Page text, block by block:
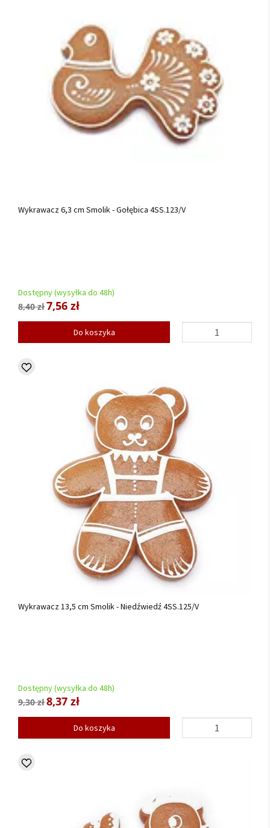
Wykrawacz 6,3 cm Smolik - Gołębica 4SS.123/V
Dostępny (wysyłka do 48h)
8,40 zł7,56 zł
Do koszyka
Wykrawacz 13,5 cm Smolik - Niedźwiedź 4SS.125/V
Dostępny (wysyłka do 48h)
9,30 zł8,37 zł
Do koszyka